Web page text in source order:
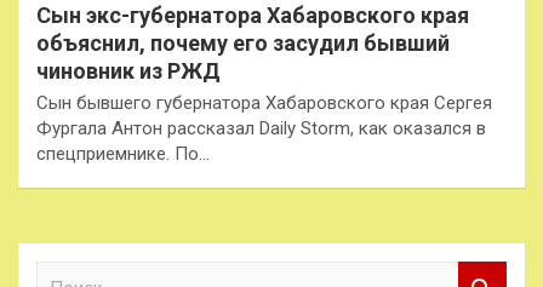
Сын экс-губернатора Хабаровского края
объяснил, почему его засудил бывший
чиновник из РЖД
Сын бывшего губернатора Хабаровского края Сергея
Фургала Антон рассказал Daily Storm, как оказался в
спецприемнике. По…